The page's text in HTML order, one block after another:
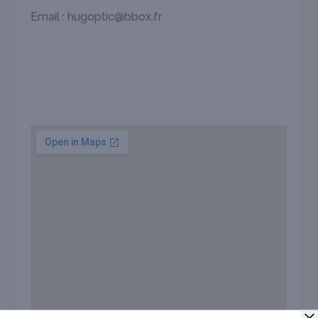
Email : hugoptic@bbox.fr